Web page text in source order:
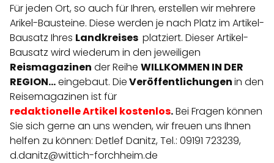
Für jeden Ort, so auch für Ihren, erstellen wir mehrere
Arikel-Bausteine. Diese werden je nach Platz im Artikel-
Bausatz Ihres Landkreises platziert. Dieser Artikel-
Bausatz wird wiederum in den jeweiligen
Reismagazinen der Reihe WILLKOMMEN IN DER
REGION...eingebaut. DieVeröffentlichungenin den
Reisemagazinen ist für
redaktionelleArtikel kostenlos.Bei Fragen können
Sie sich gerne an uns wenden, wir freuen uns Ihnen
helfen zu können: Detlef Danitz, Tel.: 09191 723239,
d.danitz@wittich-forchheim.de